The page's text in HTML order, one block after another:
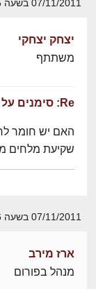
07/11/2011 בשעה 08:55
יצחק יצחקי
משתתף
Re: סימנים על זכוכית במקלחון
האם יש חומר
שקיעת מלחים
07/11/2011 בשעה 10:16
ארז מירב
מנהל בפורום